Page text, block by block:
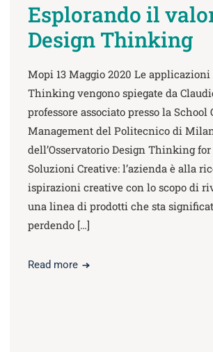
Esplorando il
Design Thinking
Mopi 13 Maggio 2020 Le applicazioni
Thinking vengono spiegate da
professore associato presso la School
Management del Politecnico di
dell’Osservatorio Design Thinking for
Soluzioni Creative: l’azienda è alla
ispirazioni creative con lo scopo di
una linea di prodotti che sta
perdendo […]
Read more